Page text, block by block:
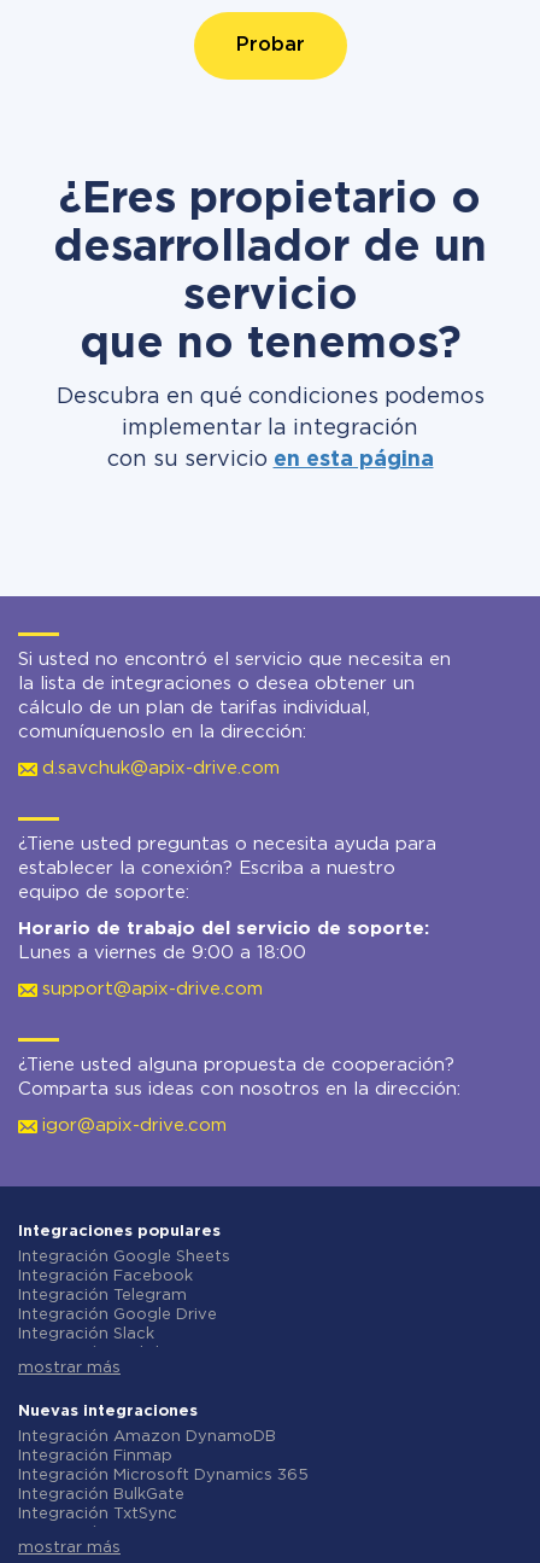
Probar
¿Eres propietario o
desarrollador de un
servicio
que no tenemos?
Descubra en qué condiciones podemos
implementar la integración
con su servicio en esta página
Si usted no encontró el servicio que necesita en
la lista de integraciones o desea obtener un
cálculo de un plan de tarifas individual,
comuníquenoslo en la dirección:
d.savchuk@apix-drive.com
¿Tiene usted preguntas o necesita ayuda para
establecer la conexión? Escriba a nuestro
equipo de soporte:
Horario de trabajo del servicio de soporte:
Lunes a viernes de 9:00 a 18:00
support@apix-drive.com
¿Tiene usted alguna propuesta de cooperación?
Comparta sus ideas con nosotros en la dirección:
igor@apix-drive.com
Integraciones populares
Integración Google Sheets
Integración Facebook
Integración Telegram
Integración Google Drive
Integración Slack
Integración Gmail
Integración ClickUp
Integración Airtable
Integración Google Contacts
Integración OpenAI (ChatGPT)
Integración Instagram
Integración ActiveCampaign
Integración Typeform
Integración Salesforce CRM
mostrar más
Nuevas integraciones
Integración Amazon DynamoDB
Integración Finmap
Integración Microsoft Dynamics 365
Integración BulkGate
Integración TxtSync
Integración Corezoid
mostrar más